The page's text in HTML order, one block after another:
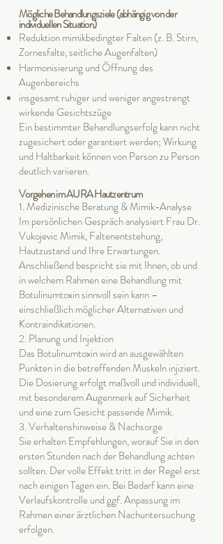
Mögliche Behandlungsziele (abhängig von der
individuellen Situation)
Reduktion mimikbedingter Falten (z. B. Stirn,
Zornesfalte, seitliche Augenfalten)
Harmonisierung und Öffnung des
Augenbereichs
insgesamt ruhiger und weniger angestrengt
wirkende Gesichtszüge
Ein bestimmter Behandlungserfolg kann nicht
zugesichert oder garantiert werden; Wirkung
und Haltbarkeit können von Person zu Person
deutlich variieren.
Vorgehen im AURA Hautzentrum
1. Medizinische Beratung & Mimik-Analyse
Im persönlichen Gespräch analysiert Frau Dr.
Vukojevic Mimik, Faltenentstehung,
Hautzustand und Ihre Erwartungen.
Anschließend bespricht sie mit Ihnen, ob und
in welchem Rahmen eine Behandlung mit
Botulinumtoxin sinnvoll sein kann –
einschließlich möglicher Alternativen und
Kontraindikationen.
2. Planung und Injektion
Das Botulinumtoxin wird an ausgewählten
Punkten in die betreffenden Muskeln injiziert.
Die Dosierung erfolgt maßvoll und individuell,
mit besonderem Augenmerk auf Sicherheit
und eine zum Gesicht passende Mimik.
3. Verhaltenshinweise & Nachsorge
Sie erhalten Empfehlungen, worauf Sie in den
ersten Stunden nach der Behandlung achten
sollten. Der volle Effekt tritt in der Regel erst
nach einigen Tagen ein. Bei Bedarf kann eine
Verlaufskontrolle und ggf. Anpassung im
Rahmen einer ärztlichen Nachuntersuchung
erfolgen.